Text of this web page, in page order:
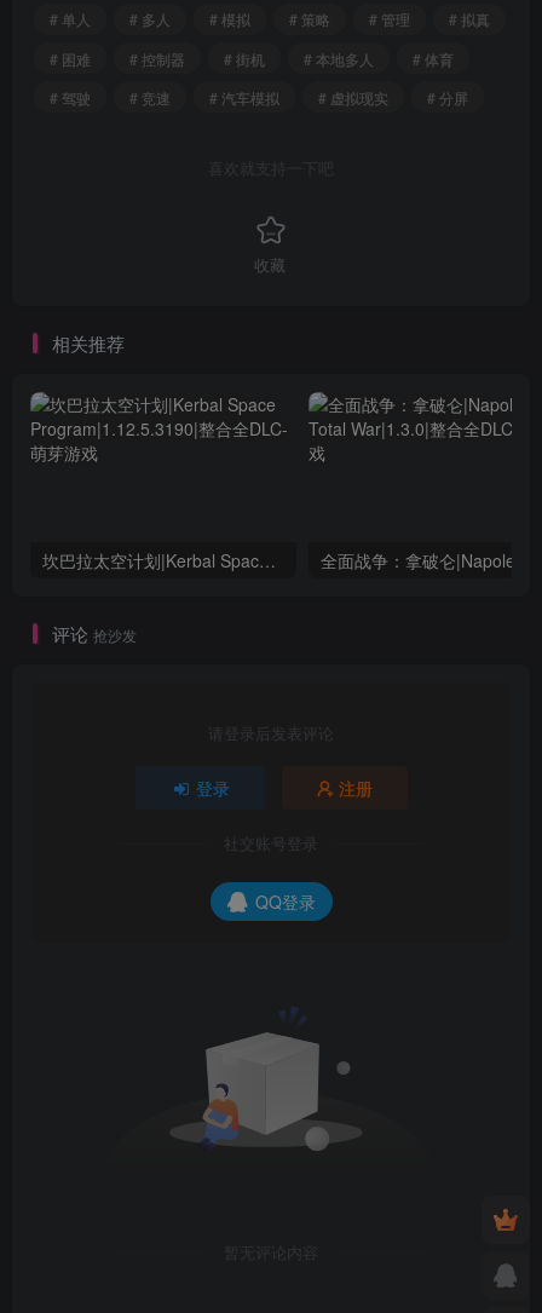
# 单人
# 多人 # 模拟 # 策略 # 管理
# 拟真
# 困难
# 控制器 # 街机 # 本地多人
# 体育
# 驾驶
# 竞速 # 汽车模拟 # 虚拟现实 # 分屏
喜欢就支持一下吧
收藏
相关推荐
坎巴拉太空计划|Kerbal Space Program|1.12.5.3190|整合全DLC
评论 抢沙发
请登录后发表评论
登录 注册
社交账号登录
QQ登录
暂无评论内容